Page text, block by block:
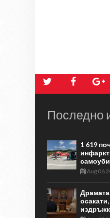
Последно
1 619
Aug 06